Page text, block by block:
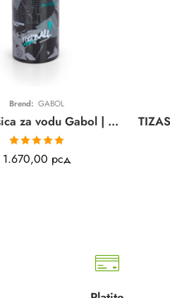
Brend: GABOL
Score flašica za vodu Gabol | aluminijum
Ocenjeno sa
5.00od 5
1.670,00 рсд